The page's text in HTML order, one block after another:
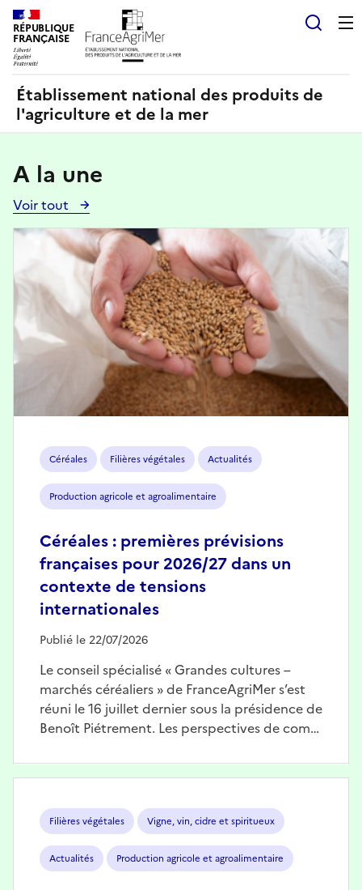
RÉPUBLIQUE
FRANÇAISE
Établissement national des produits de
l'agriculture et de la mer
A la une
Voir tout
Voir
toutes
les
actualités
Céréales Filières végétales Actualités
Production agricole et agroalimentaire
Céréales : premières prévisions
françaises pour 2026/27 dans un
contexte de tensions
internationales
Publié le 22/07/2026
Le conseil spécialisé « Grandes cultures –
marchés céréaliers » de FranceAgriMer s’est
réuni le 16 juillet dernier sous la présidence de
Benoît Piétrement. Les perspectives de com…
Image
Filières végétales Vigne, vin, cidre et spiritueux
Actualités Production agricole et agroalimentaire
Panneau de gestion des cookies